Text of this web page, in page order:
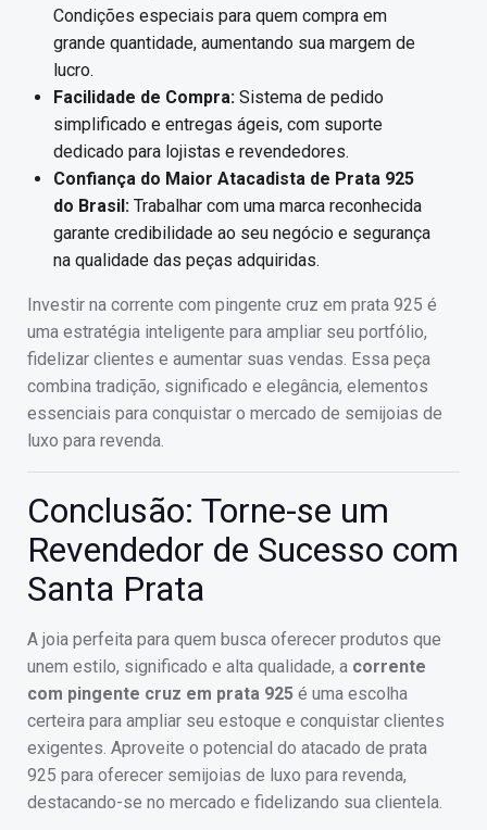
Condições especiais para quem compra em
grande quantidade, aumentando sua margem de
lucro.
Facilidade de Compra: Sistema de pedido
simplificado e entregas ágeis, com suporte
dedicado para lojistas e revendedores.
Confiança do Maior Atacadista de Prata 925
do Brasil: Trabalhar com uma marca reconhecida
garante credibilidade ao seu negócio e segurança
na qualidade das peças adquiridas.
Investir na corrente com pingente cruz em prata 925 é
uma estratégia inteligente para ampliar seu portfólio,
fidelizar clientes e aumentar suas vendas. Essa peça
combina tradição, significado e elegância, elementos
essenciais para conquistar o mercado de semijoias de
luxo para revenda.
Conclusão: Torne-se um
Revendedor de Sucesso com
Santa Prata
A joia perfeita para quem busca oferecer produtos que
unem estilo, significado e alta qualidade, a corrente
com pingente cruz em prata 925 é uma escolha
certeira para ampliar seu estoque e conquistar clientes
exigentes. Aproveite o potencial do atacado de prata
925 para oferecer semijoias de luxo para revenda,
destacando-se no mercado e fidelizando sua clientela.